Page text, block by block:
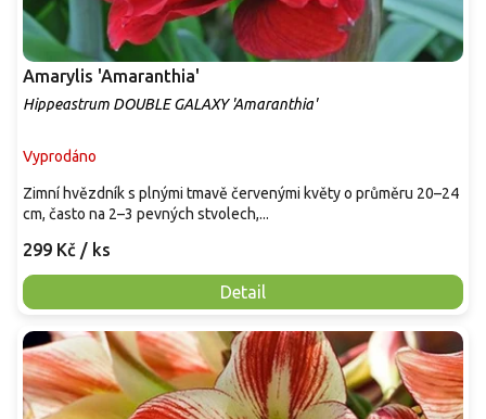
Amarylis 'Amaranthia'
Hippeastrum DOUBLE GALAXY 'Amaranthia'
Vyprodáno
299 Kč / ks
Detail
Zimní hvězdník s plnými tmavě červenými květy o průměru 20–24
cm, často na 2–3 pevných stvolech,...